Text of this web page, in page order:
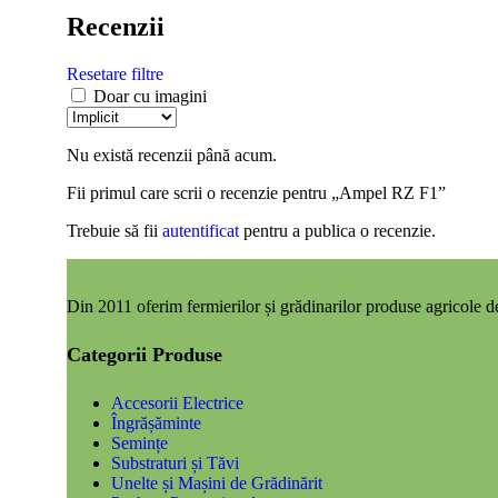
Recenzii
Resetare filtre
Doar cu imagini
Nu există recenzii până acum.
Fii primul care scrii o recenzie pentru „Ampel RZ F1”
Trebuie să fii autentificat pentru a publica o recenzie.
Din 2011 oferim fermierilor și grădinarilor produse agricole
Categorii Produse
Accesorii Electrice
Îngrășăminte
Semințe
Substraturi și Tăvi
Unelte și Mașini de Grădinărit